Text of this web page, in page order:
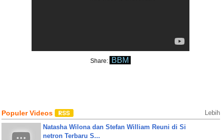
Share: BBM
Populer Videos Lebih
Natasha Wilona dan Stefan William Reuni di Si
netron Terbaru S...